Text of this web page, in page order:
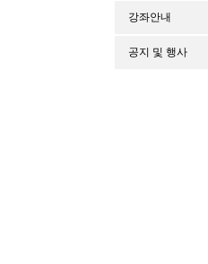
강좌안내
공지 및 행사